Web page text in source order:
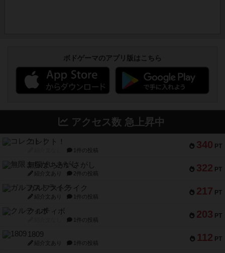
ボドゲーマのアプリ版はこちら
アクセス数 急上昇中
340 PT
コレクト！
1件の投稿
322 PT
無限まちがいさがし
紹介文あり 2件の投稿
217 PT
ガルフストライク
紹介文あり 1件の投稿
203 PT
クルティボ
1件の投稿
112 PT
1809
紹介文あり 1件の投稿